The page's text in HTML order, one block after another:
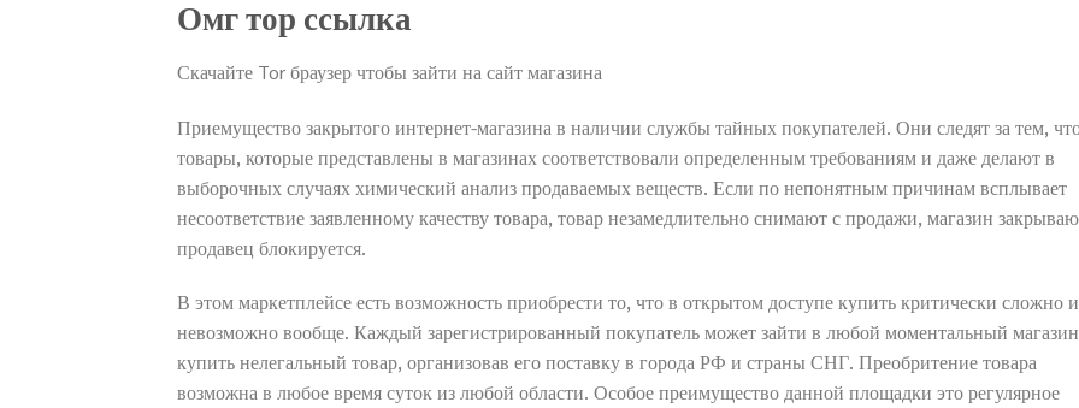
Омг тор ссылка
Скачайте Tor браузер чтобы зайти на сайт магазина
Приемущество закрытого интернет-магазина в наличии службы тайных покупателей. Они следят за тем,
товары, которые представлены в магазинах соответствовали определенным требованиям и даже делают в
выборочных случаях химический анализ продаваемых веществ. Если по непонятным причинам всплывает
несоответствие заявленному качеству товара, товар незамедлительно снимают с продажи, магазин
продавец блокируется.
В этом маркетплейсе есть возможность приобрести то, что в открытом доступе купить критически сложно
невозможно вообще. Каждый зарегистрированный покупатель может зайти в любой моментальный
купить нелегальный товар, организовав его поставку в города РФ и страны СНГ. Преобритение товара
возможна в любое время суток из любой области. Особое преимущество данной площадки это регулярное